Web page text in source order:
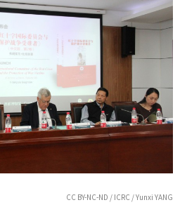
CC BY-NC-ND / ICRC / Yunxi YANG